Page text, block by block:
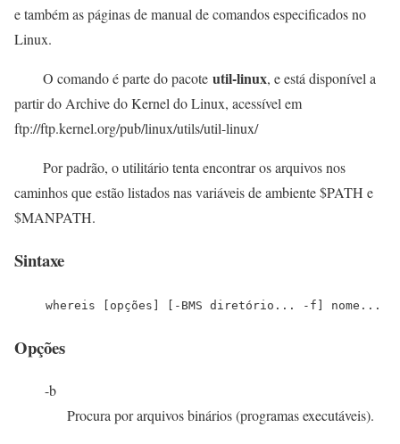
e também as páginas de manual de comandos especificados no
Linux.
O comando é parte do pacote util-linux, e está disponível a
partir do Archive do Kernel do Linux, acessível em
ftp://ftp.kernel.org/pub/linux/utils/util-linux/
Por padrão, o utilitário tenta encontrar os arquivos nos
caminhos que estão listados nas variáveis de ambiente $PATH e
$MANPATH.
Sintaxe
whereis [opções] [-BMS diretório... -f] nome...
Opções
-b
Procura por arquivos binários (programas executáveis).